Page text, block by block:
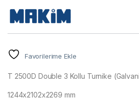
Favorilerime Ekle
T 2500D Double 3 Kollu Turnike
1244x2102x2269 mm